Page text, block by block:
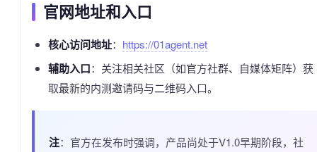
官网地址和入口
核心访问地址： https://01agent.net
辅助入口：关注相关社区（如官方社群、自媒体矩阵）获
取最新的内测邀请码与二维码入口。
注：官方在发布时强调，产品尚处于V1.0早期阶段，社